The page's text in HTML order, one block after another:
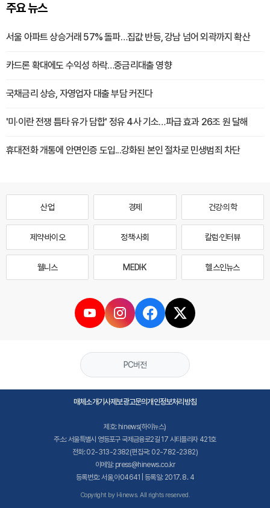
주요 뉴스
서울 아파트 상승거래 57% 돌파…집값 반등, 강남 넘어 외곽까지 확산
카드론 확대에도 수익성 하락…중금리대출 영향
국채금리 상승, 자영업자 대출 부담 커진다
'미·이란 전쟁 틈타 유가 담합' 정유 4사 기소…파급 효과 26조 원 달해
휴대전화 개통에 안면인증 도입...강화된 본인 절차로 민생범죄 차단
산업 경제 건강·의학
제약·바이오 정책·사회 칼럼·인터뷰
웰니스 MEDI·K 헬스인뉴스
PC버전
매체소개기사제보광고문의개인정보처리방침
제호: hinews(하이뉴스)
주소: 서울특별시 영등포구 국제금융로2길 17 시티플라자 421호
전화: 02-313-2382(편집국: 02-782-2382)
이메일: press@hinews.co.kr
등록번호: 서울,아04641 | 등록일: 2017. 8. 4
Copyright by Hinews. All rights reserved.